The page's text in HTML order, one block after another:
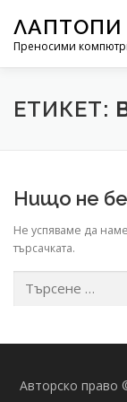
ЛАПТОПИ
Преносими
РЕМОНТ НА
ЕТИКЕТ:
Нищо не
Не успяваме да
търсачката.
Авторско право